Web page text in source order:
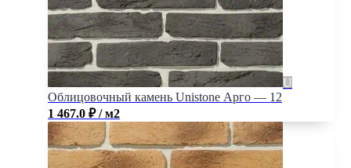
Облицовочный камень Unistone Арго — 12
1 467.0 ₽ / м2